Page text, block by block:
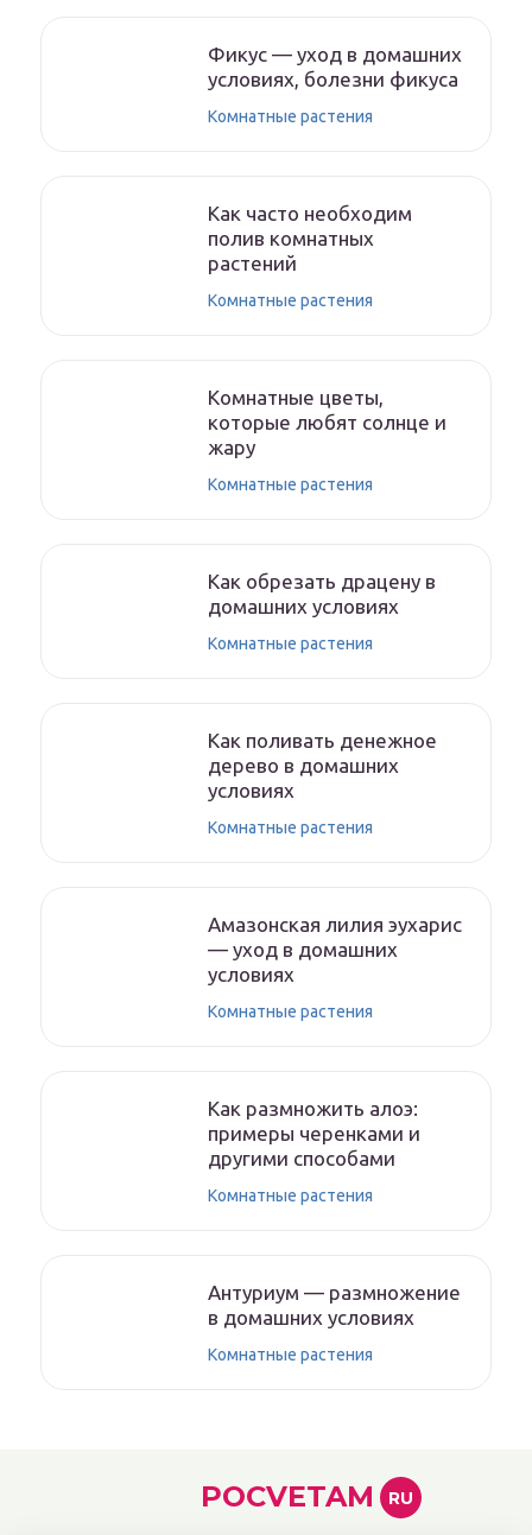
Фикус — уход в домашних
условиях, болезни фикуса
Комнатные растения
Как часто необходим
полив комнатных
растений
Комнатные растения
Комнатные цветы,
которые любят солнце и
жару
Комнатные растения
Как обрезать драцену в
домашних условиях
Комнатные растения
Как поливать денежное
дерево в домашних
условиях
Комнатные растения
Амазонская лилия эухарис
— уход в домашних
условиях
Комнатные растения
Как размножить алоэ:
примеры черенками и
другими способами
Комнатные растения
Антуриум — размножение
в домашних условиях
Комнатные растения
POCVETAM RU